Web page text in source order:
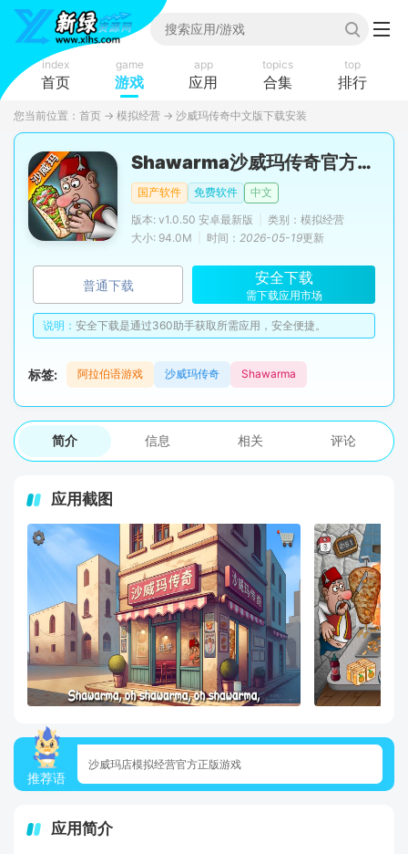
index
首页
game
游戏
app
应用
topics
合集
top
排行
您当前位置： 首页 → 模拟经营 → 沙威玛传奇中文版下载安装
Shawarma沙威玛传奇官方正版
国产软件 免费软件
中文
版本: v1.0.50 安卓最新版
类别：模拟经营
大小: 94.0M
时间： 2026-05-19更新
普通下载 安全下载
需下载应用市场
说明： 安全下载是通过360助手获取所需应用，安全便捷。
标签: 阿拉伯语游戏 沙威玛传奇 Shawarma
简介 信息 相关 评论
应用截图
推荐语
沙威玛店模拟经营官方正版游戏
应用简介